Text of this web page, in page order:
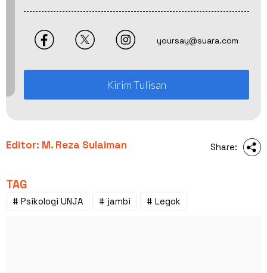
yoursay@suara.com
Kirim Tulisan
Editor: M. Reza Sulaiman Share:
TAG
# Psikologi UNJA # jambi # Legok